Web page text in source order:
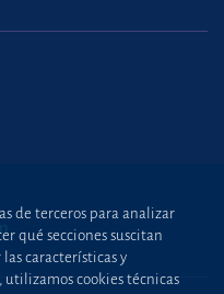
de terceros para analizar
qué secciones suscitan
características y
cookies técnicas